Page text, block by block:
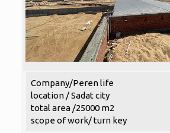
Company/Peren life
location / Sadat city
total area /25000 m2
scope of work/ turn key